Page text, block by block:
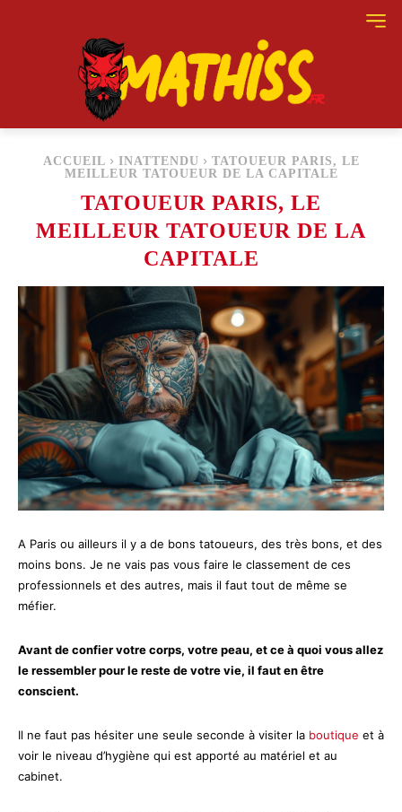
ACCUEIL INATTENDU
TATOUEUR PARIS, LE
MEILLEUR TATOUEUR DE LA CAPITALE
TATOUEUR PARIS, LE
MEILLEUR TATOUEUR DE LA
CAPITALE
A Paris ou ailleurs il y a de bons tatoueurs, des très bons, et des
moins bons. Je ne vais pas vous faire le classement de ces
professionnels et des autres, mais il faut tout de même se
méfier.
Avant de confier votre corps, votre peau, et ce à quoi vous allez
le ressembler pour le reste de votre vie, il faut en être
conscient.
Il ne faut pas hésiter une seule seconde à visiter la boutique et à
voir le niveau d’hygiène qui est apporté au matériel et au
cabinet.